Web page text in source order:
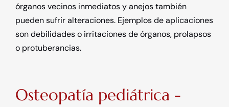
órganos vecinos inmediatos y anejos también
pueden sufrir alteraciones. Ejemplos de aplicaciones
son debilidades o irritaciones de órganos, prolapsos
o protuberancias.
Osteopatía pediátrica -